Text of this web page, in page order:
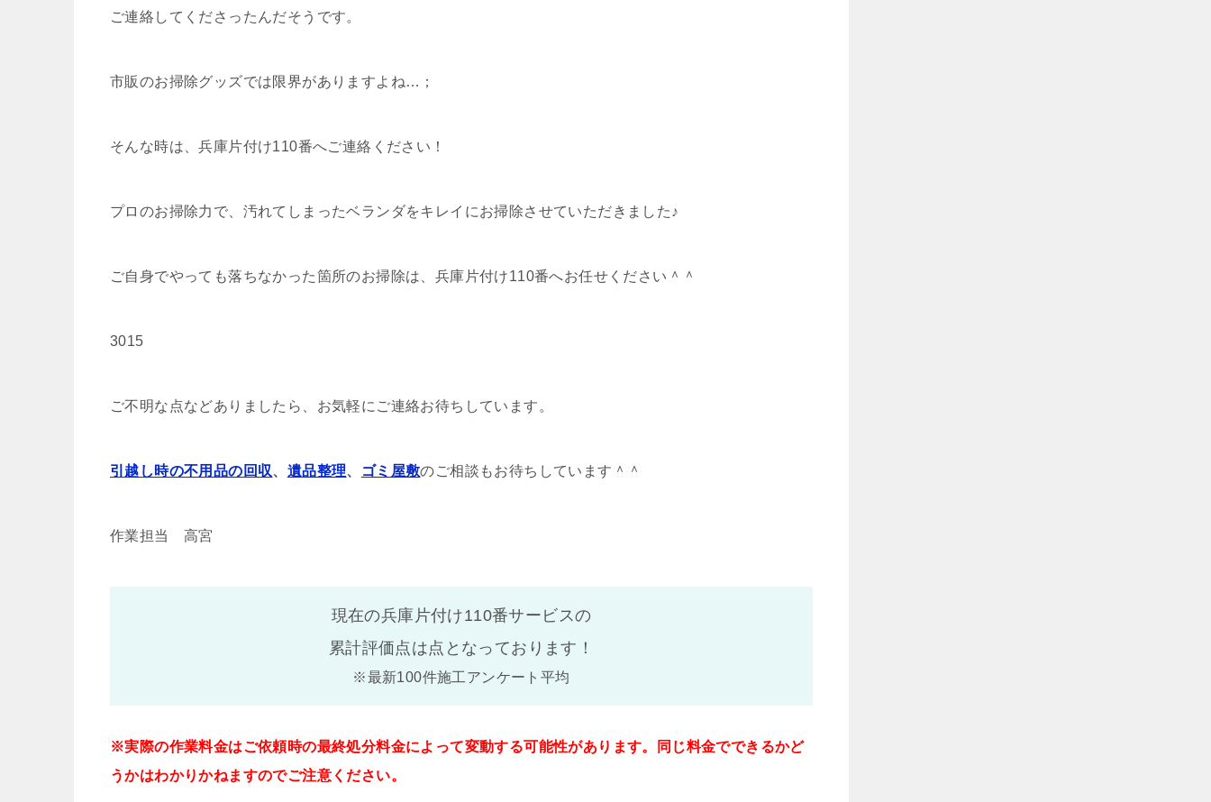
ご連絡してくださったんだそうです。
市販のお掃除グッズでは限界がありますよね…；
そんな時は、兵庫片付け110番へご連絡ください！
プロのお掃除力で、汚れてしまったベランダをキレイにお掃除させていただきました♪
ご自身でやっても落ちなかった箇所のお掃除は、兵庫片付け110番へお任せください＾＾
3015
ご不明な点などありましたら、お気軽にご連絡お待ちしています。
引越し時の不用品の回収、 遺品整理、 ゴミ屋敷のご相談もお待ちしています＾＾
作業担当 高宮
現在の兵庫片付け110番サービスの
累計評価点は点となっております！
※最新100件施工アンケート平均
※実際の作業料金はご依頼時の最終処分料金によって変動する可能性があります。同じ料金でできるかど
うかはわかりかねますのでご注意ください。